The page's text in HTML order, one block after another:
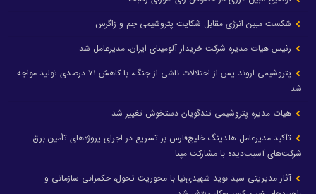
شکست مبین انرژی مقابل شکایت پتروشیمی جم و زاگرس
رئیس هیات مدیره شرکت خریدار آلومینای ایران، مدیرعامل شد
پتروشیمی اروند پس از اختلالات ناشی از جنگ، با کاهش ۷۱ درصدی تولید مواجه
شد
هیات مدیره پتروشیمی تندگویان دستخوش تغییر شد
تأکید مدیرعامل هلدینگ خلیج‌فارس بر تسریع در اجرای پروژه‌های تأمین برق
شرکت‌های آسیب‌دیده با مشارکت مپنا
آثار مدیریتی سید نوید شهیدی‌نیا با محوریت تحول، حکمرانی سازمانی و